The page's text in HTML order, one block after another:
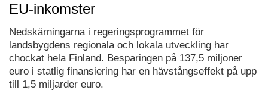
EU-inkomster
Nedskärningarna i regeringsprogrammet för
landsbygdens regionala och lokala utveckling har
chockat hela Finland. Besparingen på 137,5 miljoner
euro i statlig finansiering har en hävstångseffekt på upp
till 1,5 miljarder euro.